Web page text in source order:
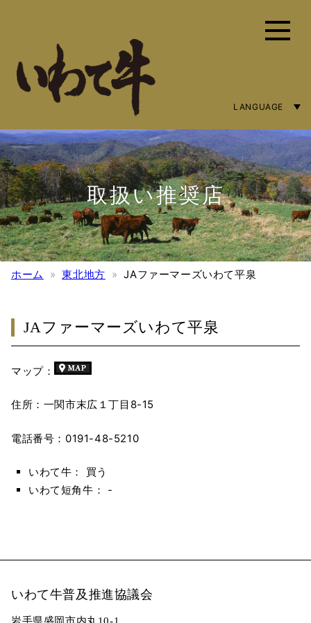
LANGUAGE
取扱い推奨店
ホーム 東北地方 JAファーマーズいわて平泉
JAファーマーズいわて平泉
マップ：
住所：一関市末広１丁目8-15
電話番号：0191-48-5210
いわて牛： 買う
いわて短角牛： -
いわて牛普及推進協議会